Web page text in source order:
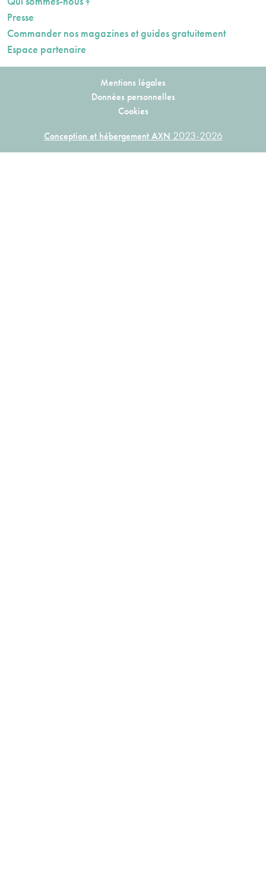
Presse
Commander nos magazines et guides gratuitement
Espace partenaire
Mentions légales
Données personnelles
Cookies
Conception et hébergement AXN 2023-2026